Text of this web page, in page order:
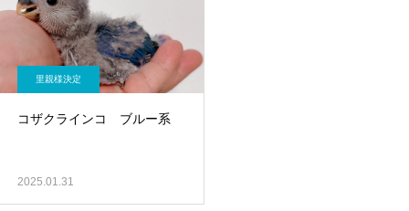
里親様決定
コザクラインコ ブルー系
2025.01.31